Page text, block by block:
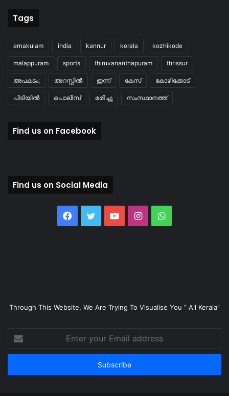
Tags
ernakulam india kannur kerala kozhikode
malappuram sports thiruvananthapuram thrissur
അപകടം; അറസ്റ്റിൽ ഇന്ന് കേസ് കോഴിക്കോട്
പിടിയിൽ പൊലീസ് മരിച്ചു സംസ്ഥാനത്ത്
Find us on Facebook
Find us on Social Media
Facebook
TwitterYouTubeInstagramWhatsApp
Through This Website, We Are Trying To Visualise You “ All Kerala”
your
Email